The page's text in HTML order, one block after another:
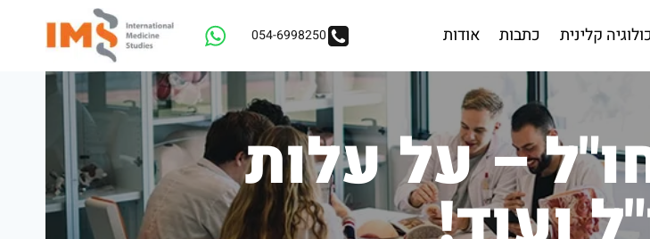
קלינית כתבות אודות 054-6998250
– על עלות